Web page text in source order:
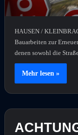
HAUSEN /
Bauarbeiten zur
denen sowohl die
Mehr lesen »